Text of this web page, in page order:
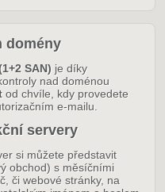
domény
SAN) je díky
nad doménou
od chvíle, kdy provedete
e-mailu.
servery
si můžete představit
obchod) s měsíčními
či webové stránky, na